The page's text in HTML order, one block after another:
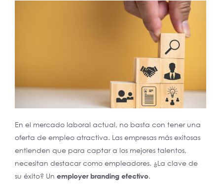
En el mercado laboral actual, no basta con tener una
oferta de empleo atractiva. Las empresas más exitosas
entienden que para captar a los mejores talentos,
necesitan destacar como empleadores. ¿La clave de
su éxito? Un employer branding efectivo.